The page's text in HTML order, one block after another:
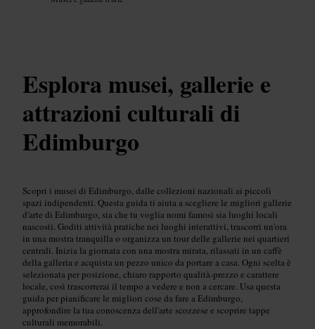
Esplora musei, gallerie e
attrazioni culturali di
Edimburgo
Scopri i musei di Edimburgo, dalle collezioni nazionali ai piccoli
spazi indipendenti. Questa guida ti aiuta a scegliere le migliori gallerie
d'arte di Edimburgo, sia che tu voglia nomi famosi sia luoghi locali
nascosti. Goditi attività pratiche nei luoghi interattivi, trascorri un'ora
in una mostra tranquilla o organizza un tour delle gallerie nei quartieri
centrali. Inizia la giornata con una mostra mirata, rilassati in un caffè
della galleria e acquista un pezzo unico da portare a casa. Ogni scelta è
selezionata per posizione, chiaro rapporto qualità-prezzo e carattere
locale, così trascorrerai il tempo a vedere e non a cercare. Usa questa
guida per pianificare le migliori cose da fare a Edimburgo,
approfondire la tua conoscenza dell'arte scozzese e scoprire tappe
culturali memorabili.